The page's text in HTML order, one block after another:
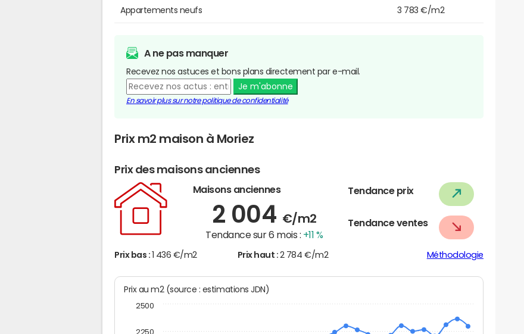
Appartements neufs 3 783 €/m2
A ne pas manquer
Recevez nos astuces et bons plans directement par e-mail.
Je m'abonne
En savoir plus sur notre politique de confidentialité
Prix m2 maison à Moriez
Prix des maisons anciennes
Maisons anciennes
2 004 €/m2
Tendance sur 6 mois : +11 %
Tendance prix
Tendance ventes
Prix bas : 1 436 €/m2 Prix haut : 2 784 €/m2 Méthodologie
Prix au m2 (source : estimations JDN)
2250
2500